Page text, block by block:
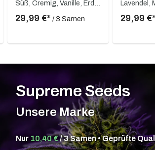
29,99 €* / 3 Samen 29,99 €*
Supreme Seeds
Unsere Marke
Nur 10,40 €/ 3 Samen • Geprüfte